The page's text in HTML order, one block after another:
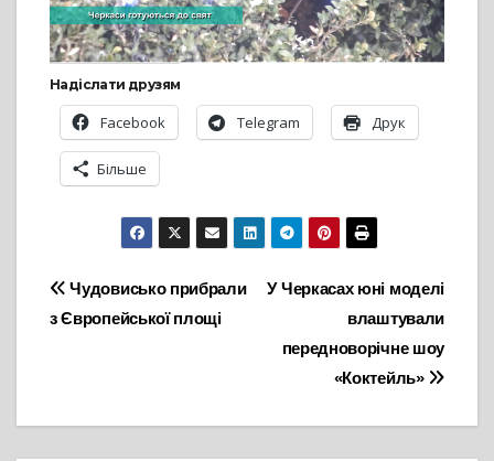
Надіслати друзям
Facebook Telegram Друк
Більше
Навігація
записів
У Черкасах юні моделі
влаштували
передноворічне шоу
«Коктейль»
Чудовисько прибрали
з Європейської площі